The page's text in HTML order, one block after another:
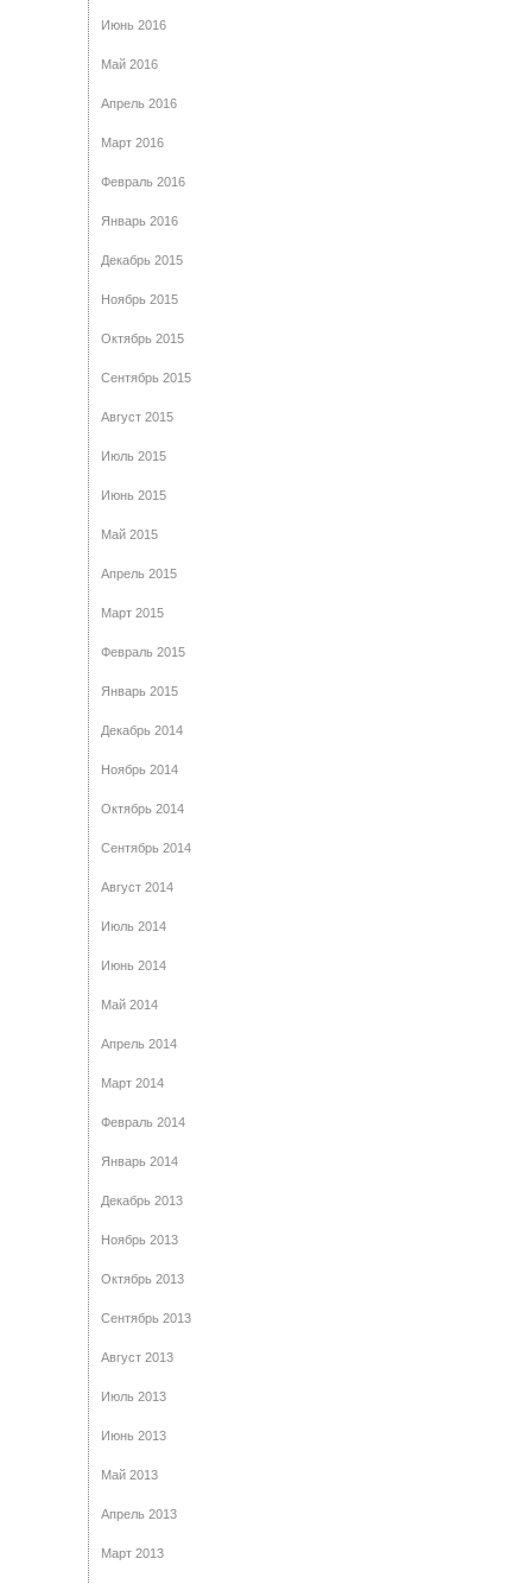
Июнь 2016
Май 2016
Апрель 2016
Март 2016
Февраль 2016
Январь 2016
Декабрь 2015
Ноябрь 2015
Октябрь 2015
Сентябрь 2015
Август 2015
Июль 2015
Июнь 2015
Май 2015
Апрель 2015
Март 2015
Февраль 2015
Январь 2015
Декабрь 2014
Ноябрь 2014
Октябрь 2014
Сентябрь 2014
Август 2014
Июль 2014
Июнь 2014
Май 2014
Апрель 2014
Март 2014
Февраль 2014
Январь 2014
Декабрь 2013
Ноябрь 2013
Октябрь 2013
Сентябрь 2013
Август 2013
Июль 2013
Июнь 2013
Май 2013
Апрель 2013
Март 2013